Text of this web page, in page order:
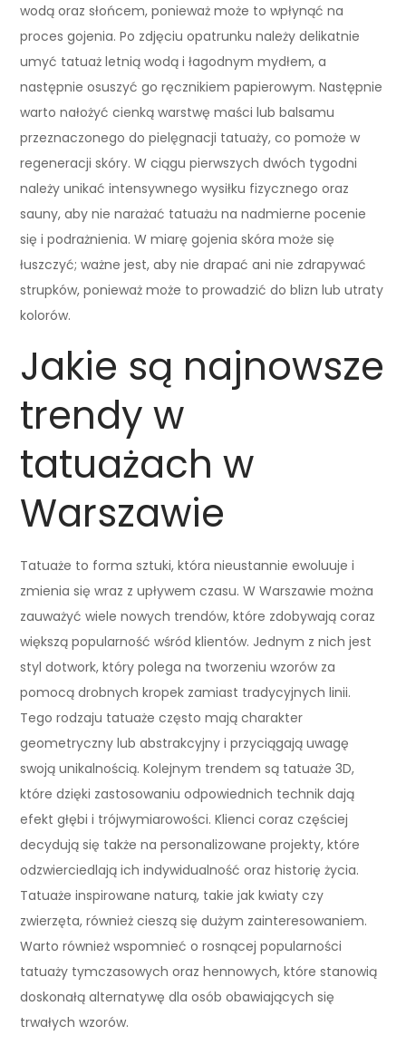
wodą oraz słońcem, ponieważ może to wpłynąć na
proces gojenia. Po zdjęciu opatrunku należy delikatnie
umyć tatuaż letnią wodą i łagodnym mydłem, a
następnie osuszyć go ręcznikiem papierowym. Następnie
warto nałożyć cienką warstwę maści lub balsamu
przeznaczonego do pielęgnacji tatuaży, co pomoże w
regeneracji skóry. W ciągu pierwszych dwóch tygodni
należy unikać intensywnego wysiłku fizycznego oraz
sauny, aby nie narażać tatuażu na nadmierne pocenie
się i podrażnienia. W miarę gojenia skóra może się
łuszczyć; ważne jest, aby nie drapać ani nie zdrapywać
strupków, ponieważ może to prowadzić do blizn lub utraty
kolorów.
Jakie są najnowsze
trendy w
tatuażach w
Warszawie
Tatuaże to forma sztuki, która nieustannie ewoluuje i
zmienia się wraz z upływem czasu. W Warszawie można
zauważyć wiele nowych trendów, które zdobywają coraz
większą popularność wśród klientów. Jednym z nich jest
styl dotwork, który polega na tworzeniu wzorów za
pomocą drobnych kropek zamiast tradycyjnych linii.
Tego rodzaju tatuaże często mają charakter
geometryczny lub abstrakcyjny i przyciągają uwagę
swoją unikalnością. Kolejnym trendem są tatuaże 3D,
które dzięki zastosowaniu odpowiednich technik dają
efekt głębi i trójwymiarowości. Klienci coraz częściej
decydują się także na personalizowane projekty, które
odzwierciedlają ich indywidualność oraz historię życia.
Tatuaże inspirowane naturą, takie jak kwiaty czy
zwierzęta, również cieszą się dużym zainteresowaniem.
Warto również wspomnieć o rosnącej popularności
tatuaży tymczasowych oraz hennowych, które stanowią
doskonałą alternatywę dla osób obawiających się
trwałych wzorów.